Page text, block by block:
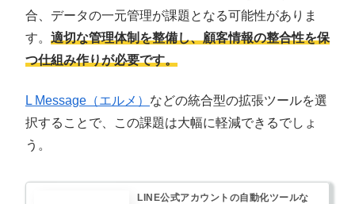
合、データの一元管理が課題となる可能性がありま
す。 適切な管理体制を整備し、顧客情報の整合性を保
つ仕組み作りが必要です。
L Message（エルメ） などの統合型の拡張ツールを選
択することで、この課題は大幅に軽減できるでしょ
う。
LINE公式アカウントの自動化ツールな